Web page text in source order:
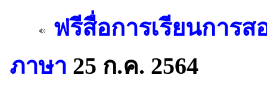
ฟรีสื่อการเรียนการ
ภาษา 25 ก.ค. 2564